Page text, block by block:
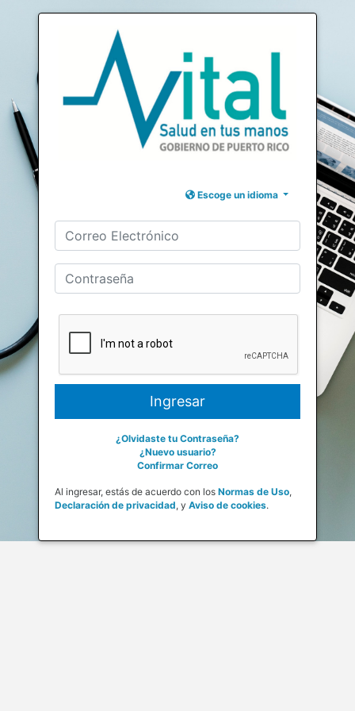
Escoge un idioma
¿Olvidaste tu Contraseña?
¿Nuevo usuario?
Confirmar Correo
Al ingresar, estás de acuerdo con los Normas de Uso,
Declaración de privacidad, y Aviso de cookies.